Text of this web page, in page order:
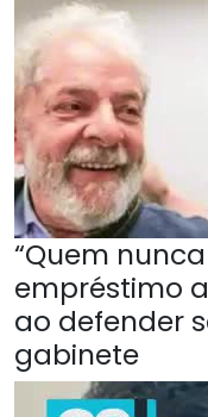
“Quem
empréstimo
ao defender
gabinete